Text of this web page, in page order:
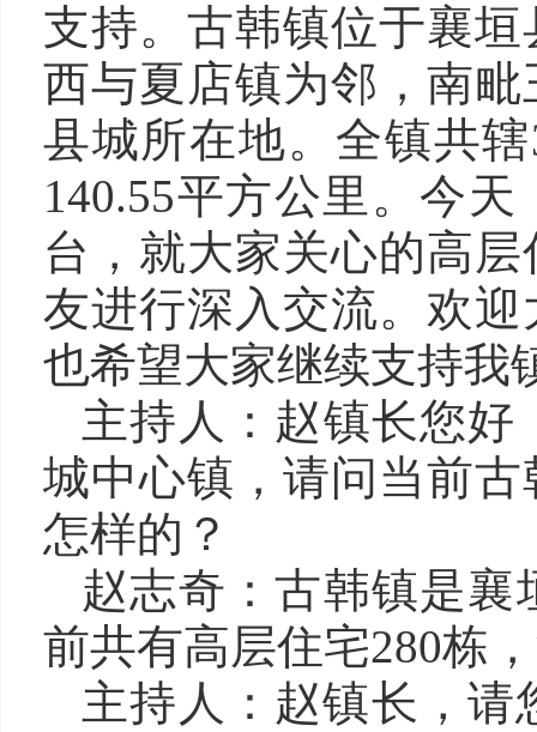
支持。古韩镇位于襄
西与夏店镇为邻，南
县城所在地。全镇共
140.55平方公里。今
台，就大家关心的高
友进行深入交流。欢
也希望大家继续支持我
主持人：赵镇长您
城中心镇，请问当前
怎样的？
赵志奇：古韩镇是
前共有高层住宅280栋
主持人：赵镇长，请